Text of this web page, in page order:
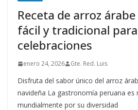
Receta de arroz
fácil y tradicional
celebraciones
enero 24, 2026 Gte. Red. Luis
Disfruta del sabor único del arroz
navideña La gastronomía peruana es
mundialmente por su diversidad